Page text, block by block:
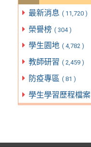
最新消息 ( 11,720 )
榮譽榜 ( 304 )
學生園地 ( 4,782 )
教師研習 ( 2,459 )
防疫專區 ( 81 )
學生學習歷程檔案